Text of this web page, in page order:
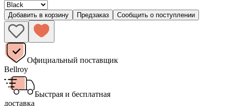
Добавить в корзину Предзаказ Сообщить о поступлении
Официальный поставщик
Bellroy
Быстрая и бесплатная
доставка